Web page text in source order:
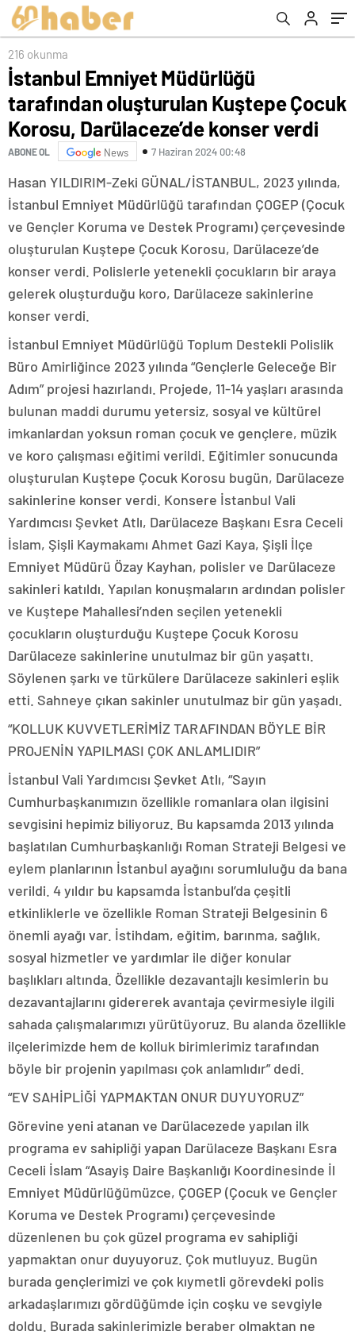
Darülaceze’de konser verdi
216 okunma
İstanbul Emniyet Müdürlüğü
tarafından oluşturulan Kuştepe Çocuk
Korosu, Darülaceze’de konser verdi
ABONE OL News 7 Haziran 2024 00:48
Hasan YILDIRIM-Zeki GÜNAL/İSTANBUL, 2023 yılında,
İstanbul Emniyet Müdürlüğü tarafından ÇOGEP (Çocuk
ve Gençler Koruma ve Destek Programı) çerçevesinde
oluşturulan Kuştepe Çocuk Korosu, Darülaceze’de
konser verdi. Polislerle yetenekli çocukların bir araya
gelerek oluşturduğu koro, Darülaceze sakinlerine
konser verdi.
İstanbul Emniyet Müdürlüğü Toplum Destekli Polislik
Büro Amirliğince 2023 yılında “Gençlerle Geleceğe Bir
Adım” projesi hazırlandı. Projede, 11-14 yaşları arasında
bulunan maddi durumu yetersiz, sosyal ve kültürel
imkanlardan yoksun roman çocuk ve gençlere, müzik
ve koro çalışması eğitimi verildi. Eğitimler sonucunda
oluşturulan Kuştepe Çocuk Korosu bugün, Darülaceze
sakinlerine konser verdi. Konsere İstanbul Vali
Yardımcısı Şevket Atlı, Darülaceze Başkanı Esra Ceceli
İslam, Şişli Kaymakamı Ahmet Gazi Kaya, Şişli İlçe
Emniyet Müdürü Özay Kayhan, polisler ve Darülaceze
sakinleri katıldı. Yapılan konuşmaların ardından polisler
ve Kuştepe Mahallesi’nden seçilen yetenekli
çocukların oluşturduğu Kuştepe Çocuk Korosu
Darülaceze sakinlerine unutulmaz bir gün yaşattı.
Söylenen şarkı ve türkülere Darülaceze sakinleri eşlik
etti. Sahneye çıkan sakinler unutulmaz bir gün yaşadı.
“KOLLUK KUVVETLERİMİZ TARAFINDAN BÖYLE BİR
PROJENİN YAPILMASI ÇOK ANLAMLIDIR”
İstanbul Vali Yardımcısı Şevket Atlı, “Sayın
Cumhurbaşkanımızın özellikle romanlara olan ilgisini
sevgisini hepimiz biliyoruz. Bu kapsamda 2013 yılında
başlatılan Cumhurbaşkanlığı Roman Strateji Belgesi ve
eylem planlarının İstanbul ayağını sorumluluğu da bana
verildi. 4 yıldır bu kapsamda İstanbul’da çeşitli
etkinliklerle ve özellikle Roman Strateji Belgesinin 6
önemli ayağı var. İstihdam, eğitim, barınma, sağlık,
sosyal hizmetler ve yardımlar ile diğer konular
başlıkları altında. Özellikle dezavantajlı kesimlerin bu
dezavantajlarını gidererek avantaja çevirmesiyle ilgili
sahada çalışmalarımızı yürütüyoruz. Bu alanda özellikle
ilçelerimizde hem de kolluk birimlerimiz tarafından
böyle bir projenin yapılması çok anlamlıdır” dedi.
“EV SAHİPLİĞİ YAPMAKTAN ONUR DUYUYORUZ”
Görevine yeni atanan ve Darülacezede yapılan ilk
programa ev sahipliği yapan Darülaceze Başkanı Esra
Ceceli İslam “Asayiş Daire Başkanlığı Koordinesinde İl
Emniyet Müdürlüğümüzce, ÇOGEP (Çocuk ve Gençler
Koruma ve Destek Programı) çerçevesinde
düzenlenen bu çok güzel programa ev sahipliği
yapmaktan onur duyuyoruz. Çok mutluyuz. Bugün
burada gençlerimizi ve çok kıymetli görevdeki polis
arkadaşlarımızı gördüğümde için coşku ve sevgiyle
doldu. Burada sakinlerimizle beraber olmaktan ne